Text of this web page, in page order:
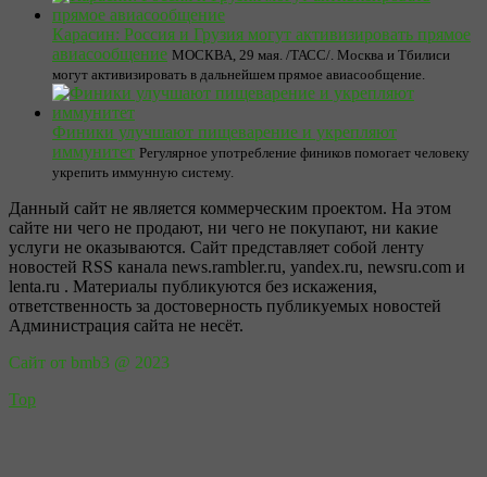
Карасин: Россия и Грузия могут активизировать прямое
авиасообщение МОСКВА, 29 мая. /ТАСС/. Москва и Тбилиси
могут активизировать в дальнейшем прямое авиасообщение.
Финики улучшают пищеварение и укрепляют
иммунитет Регулярное употребление фиников помогает человеку
укрепить иммунную систему.
Данный сайт не является коммерческим проектом. На этом
сайте ни чего не продают, ни чего не покупают, ни какие
услуги не оказываются. Сайт представляет собой ленту
новостей RSS канала news.rambler.ru, yandex.ru, newsru.com и
lenta.ru . Материалы публикуются без искажения,
ответственность за достоверность публикуемых новостей
Администрация сайта не несёт.
Сайт от bmb3 @ 2023
Top